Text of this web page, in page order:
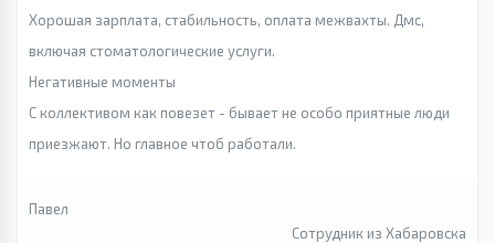
Хорошая зарплата, стабильность, оплата межвахты. Дмс,
включая стоматологические услуги.
Негативные моменты
С коллективом как повезет - бывает не особо приятные люди
приезжают. Но главное чтоб работали.
Павел
Сотрудник из Хабаровска